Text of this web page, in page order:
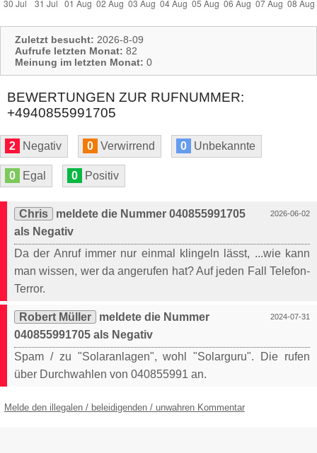
Zuletzt besucht: 2026-8-09
Aufrufe letzten Monat: 82
Meinung im letzten Monat: 0
BEWERTUNGEN ZUR RUFNUMMER:
+4940855991705
2 Negativ 0 Verwirrend 0 Unbekannte
0 Egal 0 Positiv
2026-06-02
Chris
meldete die Nummer 040855991705
als Negativ
Da der Anruf immer nur einmal klingeln lässt, ...wie kann
man wissen, wer da angerufen hat? Auf jeden Fall Telefon-
Terror.
2024-07-31
Robert Müller
meldete die Nummer
040855991705 als Negativ
Spam / zu "Solaranlagen", wohl "Solarguru". Die rufen
über Durchwahlen von 040855991 an.
Melde den illegalen / beleidigenden / unwahren Kommentar